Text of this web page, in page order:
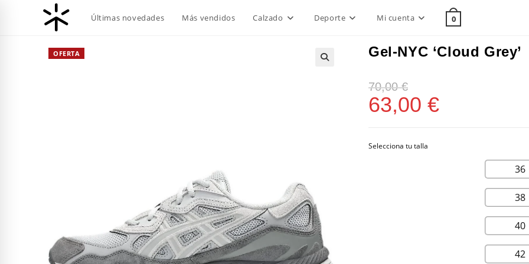
Últimas novedades Más vendidos Calzado Deporte Mi cuenta 0
OFERTA Gel-NYC ‘Cloud Grey’
70,00€
63,00 €
36
38
40
42